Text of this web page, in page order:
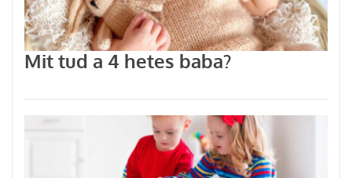
Mit tud a 4 hetes baba?